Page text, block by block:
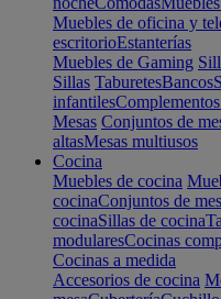
Muebles de oficina y
escritorioEstanterías
Muebles de Gaming
Sillas TaburetesBancos
infantiles
Mesas Conjuntos de
altasMesas multiusos
Cocina
Muebles de cocina
cocinaConjuntos de
cocinaSillas de cocina
modularesCocinas
Cocinas a medida
Accesorios de cocina